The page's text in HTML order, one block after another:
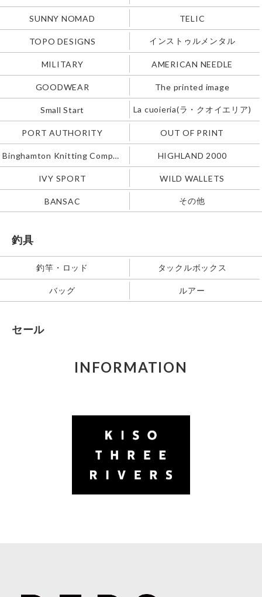
SUNNY NOMAD TELIC
TOPO DESIGNS インストゥルメンタル
MILITARY AMERICAN NEEDLE
GOODWEAR The printed image
Small Start La cuoieria(ラ・クオイエリア)
PORT AUTHORITY OUT OF PRINT
Binghamton Knitting Company HIGHLAND 2000
IVY SPORT WILD WALLETS
BANSAC その他
釣具
釣竿・ロッド タックルボックス
バッグ ルアー
セール
INFORMATION